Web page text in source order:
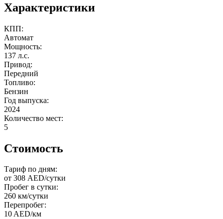
Характеристики
КПП:
Автомат
Мощность:
137 л.с.
Привод:
Передний
Топливо:
Бензин
Год выпуска:
2024
Количество мест:
5
Стоимость
Тариф по дням:
от 308 AED/сутки
Пробег в сутки:
260 км/сутки
Перепробег:
10 AED/км